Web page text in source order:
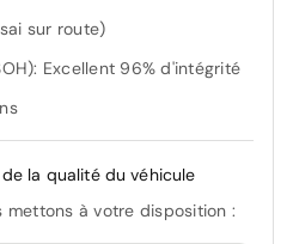
sur route)
Excellent 96% d'intégrité
la qualité du véhicule
mettons à votre disposition :